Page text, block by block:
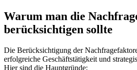
Warum man die
berücksichtigen sollte
Die Berücksichtigung der
erfolgreiche Geschäftstätigkeit und
Hier sind die Hauptgründe: